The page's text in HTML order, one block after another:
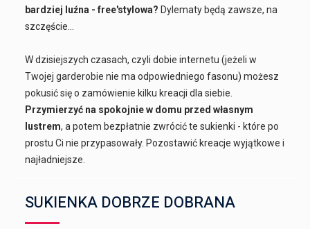
bardziej luźna - free'stylowa? Dylematy będą zawsze, na
szczęście...
W dzisiejszych czasach, czyli dobie internetu (jeżeli w
Twojej garderobie nie ma odpowiedniego fasonu) możesz
pokusić się o zamówienie kilku kreacji dla siebie.
Przymierzyć na spokojnie w domu przed własnym
lustrem, a potem bezpłatnie zwrócić te sukienki - które po
prostu Ci nie przypasowały. Pozostawić kreacje wyjątkowe i
najładniejsze.
SUKIENKA DOBRZE DOBRANA